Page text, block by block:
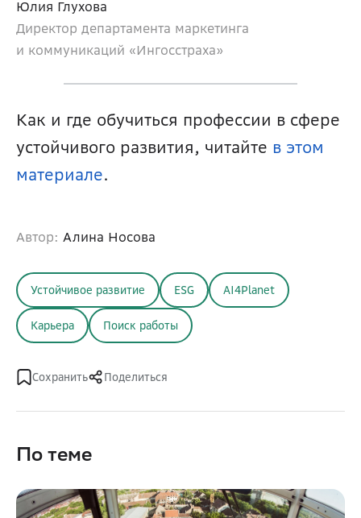
Юлия Глухова
Директор департамента маркетинга
и коммуникаций «Ингосстраха»
Как и где обучиться профессии в сфере
устойчивого развития, читайте в этом
материале.
Автор: Алина Носова
Устойчивое развитие ESG AI4Planet
Карьера Поиск работы
Сохранить Поделиться
По теме